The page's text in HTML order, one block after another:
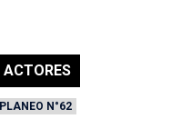
ACTORES
PLANEO N°62